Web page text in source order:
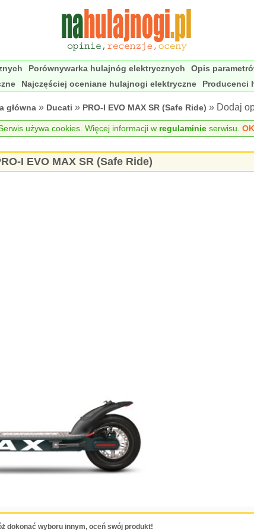
Porównywarka hulajnóg elektrycznych Opis
Najczęściej oceniane hulajnogi elektryczne Producenci
główna » Ducati » PRO-I EVO MAX SR (Safe Ride) » Dodaj
używa cookies. Więcej informacji w regulaminieserwisu.
I EVO MAX SR (Safe Ride)
dokonać wyboru innym, oceń swój produkt!